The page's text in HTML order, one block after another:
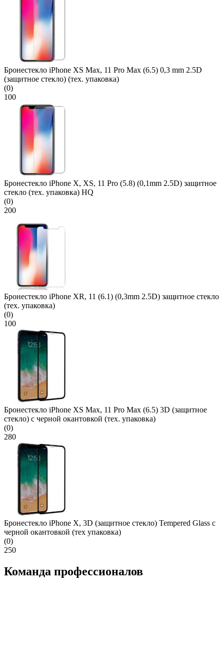
Бронестекло iPhone XS Max, 11 Pro Max (6.5) 0,3 mm 2.5D
(защитное стекло) (тех. упаковка)
(0)
100
Бронестекло iPhone X, XS, 11 Pro (5.8) (0,1mm 2.5D) защитное
стекло (тех. упаковка) HQ
(0)
200
Бронестекло iPhone XR, 11 (6.1) (0,3mm 2.5D) защитное стекло
(тех. упаковка)
(0)
100
Бронестекло iPhone XS Max, 11 Pro Max (6.5) 3D (защитное
стекло) с черной окантовкой (тех. упаковка)
(0)
280
Бронестекло iPhone X, 3D (защитное стекло) Tempered Glass с
черной окантовкой (тех упаковка)
(0)
250
Команда профессионалов